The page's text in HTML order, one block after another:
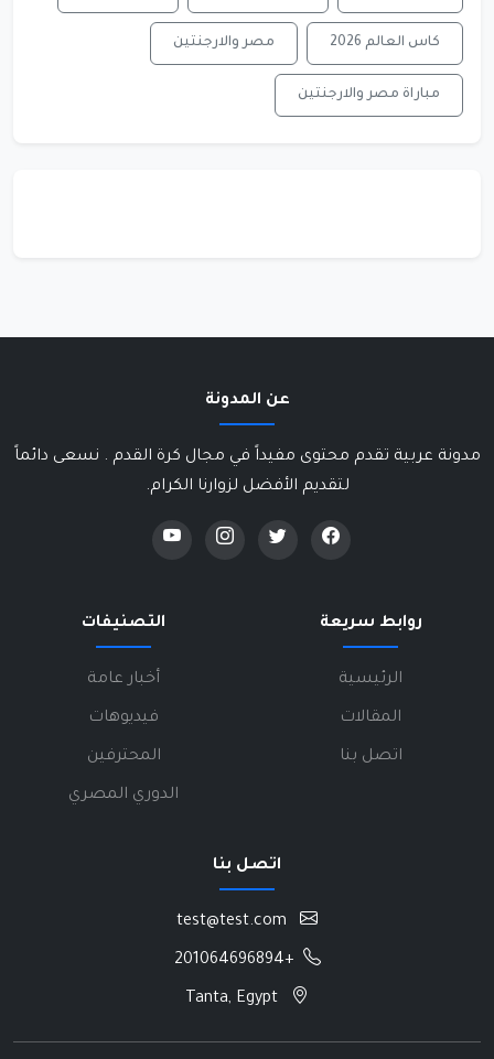
كاس العالم 2026 مصر والارجنتين
مباراة مصر والارجنتين
عن المدونة
مدونة عربية تقدم محتوى مفيداً في مجال كرة القدم . نسعى دائماً
لتقديم الأفضل لزوارنا الكرام.
روابط سريعة
الرئيسية
المقالات
اتصل بنا
التصنيفات
أخبار عامة
فيديوهات
المحترفين
الدوري المصري
اتصل بنا
+201064696894